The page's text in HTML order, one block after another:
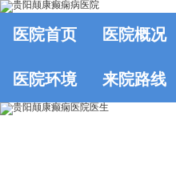
医院首页 医院概况
医院环境 来院路线